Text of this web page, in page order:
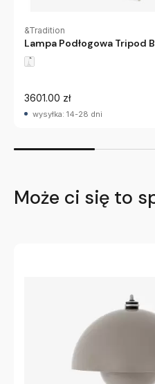
&Tradition
Lampa Podłogowa Tripod
3601.00 zł
wysyłka: 14-28 dni
Może ci się to